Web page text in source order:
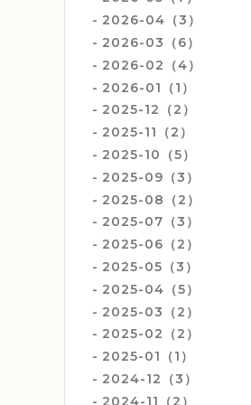
2026-04（3）
2026-03（6）
2026-02（4）
2026-01（1）
2025-12（2）
2025-11（2）
2025-10（5）
2025-09（3）
2025-08（2）
2025-07（3）
2025-06（2）
2025-05（3）
2025-04（5）
2025-03（2）
2025-02（2）
2025-01（1）
2024-12（3）
2024-11（2）